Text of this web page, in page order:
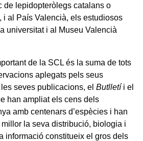
de lepidopteròlegs catalans o
i al País Valencià, els estudiosos
universitat i al Museu Valencià
de la SCL és la suma de tots
aplegats pels seus
seves publicacions, el Butlletíi el
han ampliat els cens dels
amb centenars d’espècies i han
la seva distribució, biologia i
informació constitueix el gros dels